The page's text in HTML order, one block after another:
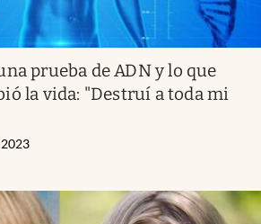
prueba de ADN y lo que
la vida: "Destruí a toda mi